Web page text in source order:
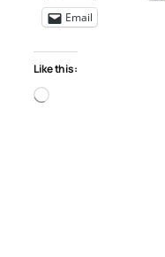
Email
Like this:
Loading…